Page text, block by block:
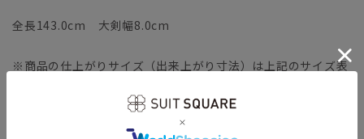
全長143.0cm 大剣幅8.0cm
※商品の仕上がりサイズ（出来上がり寸法）は上記のサイズ表
※同サイズまたは同一商品でも、生産の過程で個体差や着用感
の違いが生じる場合がございます。